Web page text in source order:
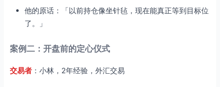
他的原话：「以前持仓像坐针毡，现在能真正等到目标位
了。」
案例二：开盘前的定心仪式
交易者 ：小林，2年经验，外汇交易